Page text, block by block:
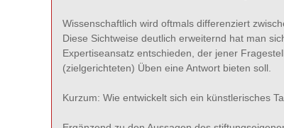
Wissenschaftlich wird oftmals differenziert
Diese Sichtweise deutlich erweiternd hat man
Expertiseansatz entschieden, der jener
(zielgerichteten) Üben eine Antwort bieten soll.
Kurzum: Wie entwickelt sich ein künstlerisches